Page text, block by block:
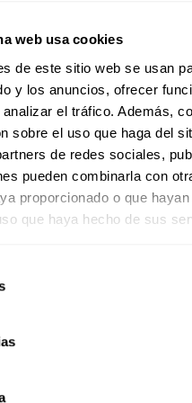
web usa cookies
de este sitio web se usan
y los anuncios, ofrecer
el tráfico. Además,
sobre el uso que haga del
de redes sociales,
pueden combinarla con
proporcionado o que
que haya hecho de sus
quien la ayudó a
no convivió con él
al finalizar la Primera
llevó una vida
itinerantes, fue ahí
y empezó a
fue en 1936 con su
de la cloche.
que volver a la calle,
el compositor